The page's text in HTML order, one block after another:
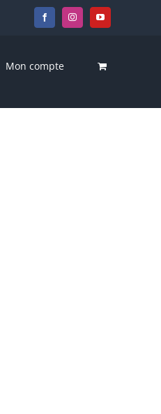
FacebookInstagramYouTube
Mon compte